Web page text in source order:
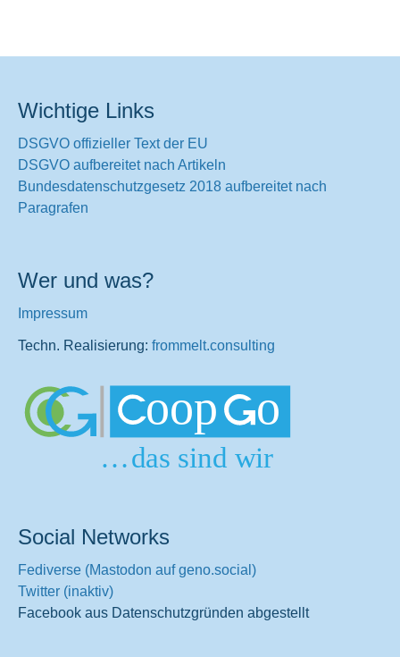
Wichtige Links
DSGVO offizieller Text der EU
DSGVO aufbereitet nach Artikeln
Bundesdatenschutzgesetz 2018 aufbereitet nach
Paragrafen
Wer und was?
Impressum
Techn. Realisierung: frommelt.consulting
Social Networks
Fediverse (Mastodon auf geno.social)
Twitter (inaktiv)
Facebook aus Datenschutzgründen abgestellt